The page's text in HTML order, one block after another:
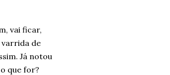
vai ficar,
varrida de
Já notou
que for?